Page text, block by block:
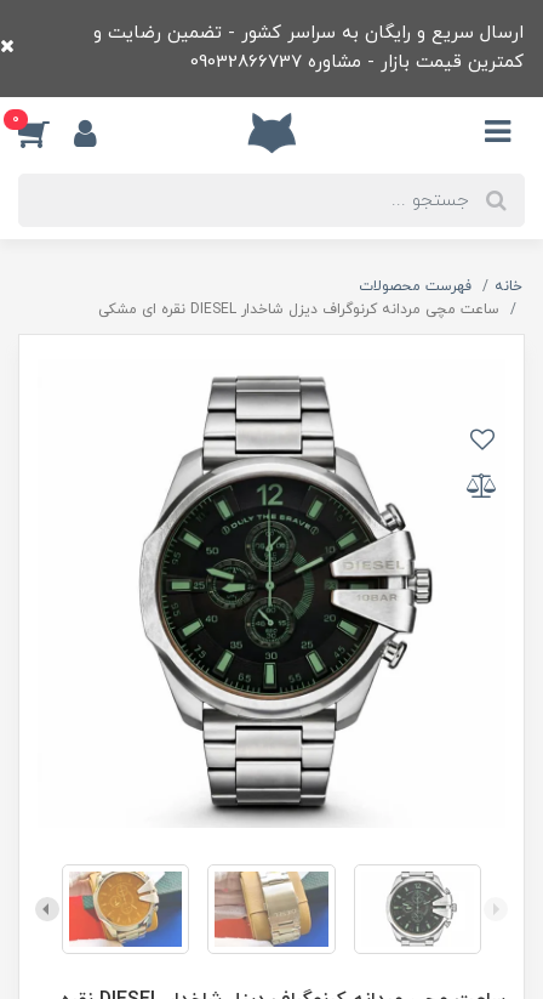
ارسال سریع و رایگان به سراسر کشور - تضمین رضایت و
کمترین قیمت بازار - مشاوره 09032866737
0
خانه
فهرست محصولات
ساعت مچی مردانه کرنوگراف ديزل شاخدار DIESEL نقره ای مشکی